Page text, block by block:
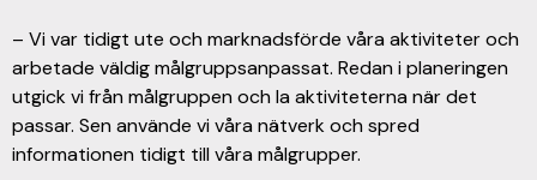
– Vi var tidigt ute och marknadsförde våra aktiviteter och
arbetade väldig målgruppsanpassat. Redan i planeringen
utgick vi från målgruppen och la aktiviteterna när det
passar. Sen använde vi våra nätverk och spred
informationen tidigt till våra målgrupper.